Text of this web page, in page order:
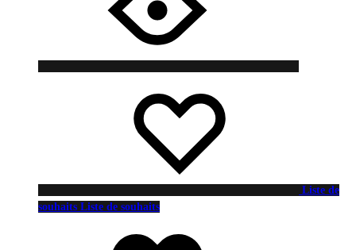
Liste de
souhaits Liste de souhaits